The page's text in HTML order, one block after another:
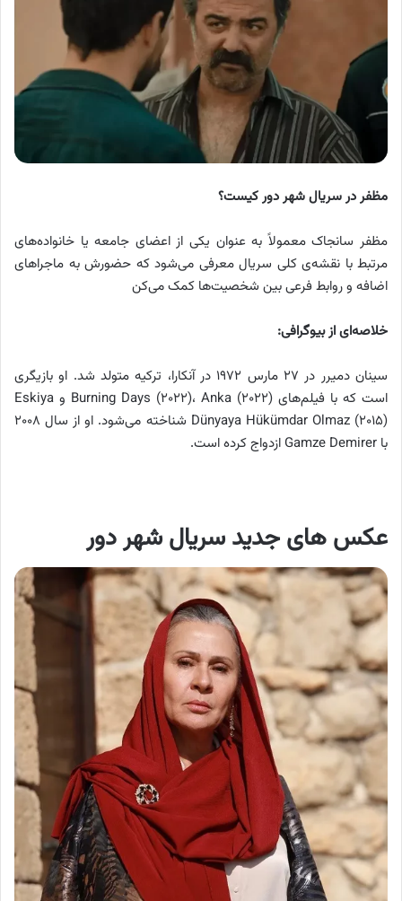
مظفر در سریال شهر دور کیست؟
مظفر سانجاک معمولاً به عنوان یکی از اعضای جامعه یا خانواده‌های
مرتبط با نقشه‌ی کلی سریال معرفی می‌شود که حضورش به ماجراهای
اضافه و روابط فرعی بین شخصیت‌ها کمک می‌کن
خلاصه‌ای از بیوگرافی:
سینان دمیرر در ۲۷ مارس ۱۹۷۲ در آنکارا، ترکیه متولد شد. او بازیگری
است که با فیلم‌های Burning Days (۲۰۲۲)، Anka (۲۰۲۲) و Eskiya
Dünyaya Hükümdar Olmaz (۲۰۱۵) شناخته می‌شود. او از سال ۲۰۰۸
با Gamze Demirer ازدواج کرده است.
عکس های جدید سریال شهر دور